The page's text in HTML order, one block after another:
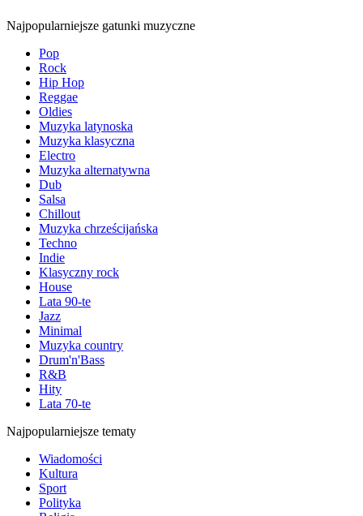
Najpopularniejsze gatunki muzyczne
Pop
Rock
Hip Hop
Reggae
Oldies
Muzyka latynoska
Muzyka klasyczna
Electro
Muzyka alternatywna
Dub
Salsa
Chillout
Muzyka chrześcijańska
Techno
Indie
Klasyczny rock
House
Lata 90-te
Jazz
Minimal
Muzyka country
Drum'n'Bass
R&B
Hity
Lata 70-te
Najpopularniejsze tematy
Wiadomości
Kultura
Sport
Polityka